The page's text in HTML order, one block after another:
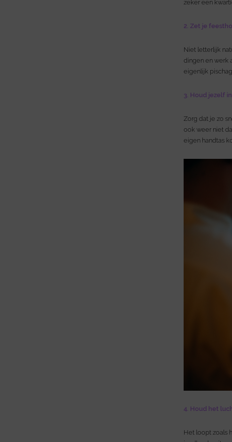
zeker een
2. Zet je
Niet letterlijk
dingen en werk
eigenlijk
3. Houd jezelf
Zorg dat je zo
ook weer niet
eigen handtas
4. Houd het
Het loopt zoals